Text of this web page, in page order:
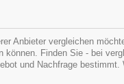
Anbieter vergleichen
Finden Sie - bei
und Nachfrage